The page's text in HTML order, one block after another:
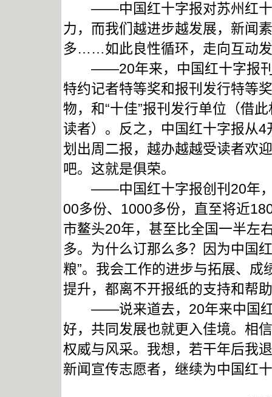
——中国红十字报对苏州红十
力，而我们越进步越发展，新闻
多……如此良性循环，走向互动
——20年来，中国红十字报刊
特约记者特等奖和报刊发行特等
物，和“十佳”报刊发行单位（借
读者）。反之，中国红十字报从
划出周二报，越办越越受读者欢
吧。这就是俱荣。
——中国红十字报创刊20年，
00多份、1000多份，直至将近
市鳌头20年，甚至比全国一半左
多。为什么订那么多？因为中国
粮”。我会工作的进步与拓展、
提升，都离不开报纸的支持和帮
——说来道去，20年来中国红
好，共同发展也就更入佳境。相
权威与风采。我想，若干年后我
新闻宣传志愿者，继续为中国红